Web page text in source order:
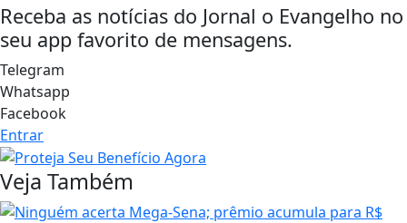
Receba as notícias do Jornal o Evangelho no
seu app favorito de mensagens.
Telegram
Whatsapp
Facebook
Entrar
Veja Também